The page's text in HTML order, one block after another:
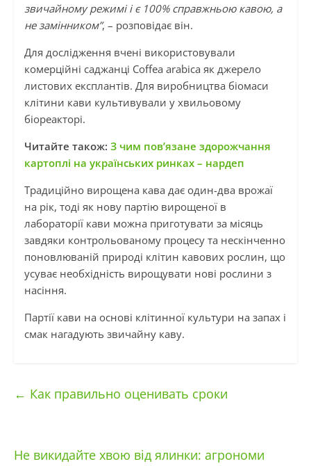
звичайному режимі і є 100% справжньою кавою, а
не замінником”, – розповідає він.
Для дослідження вчені використовували
комерційні саджанці Coffea arabica як джерело
листових експлантів. Для виробництва біомаси
клітини кави культивували у хвильовому
біореакторі.
Читайте також: З чим повʼязане здорожчання
картоплі на українських ринках – нардеп
Традиційно вирощена кава дає один-два врожаї
на рік, тоді як нову партію вирощеної в
лабораторії кави можна приготувати за місяць
завдяки контрольованому процесу та нескінченно
поновлюваній природі клітин кавових рослин, що
усуває необхідність вирощувати нові рослини з
насіння.
Партії кави на основі клітинної культури на запах і
смак нагадують звичайну каву.
← Как правильно оценивать сроки
Не викидайте хвою від ялинки: агрономи